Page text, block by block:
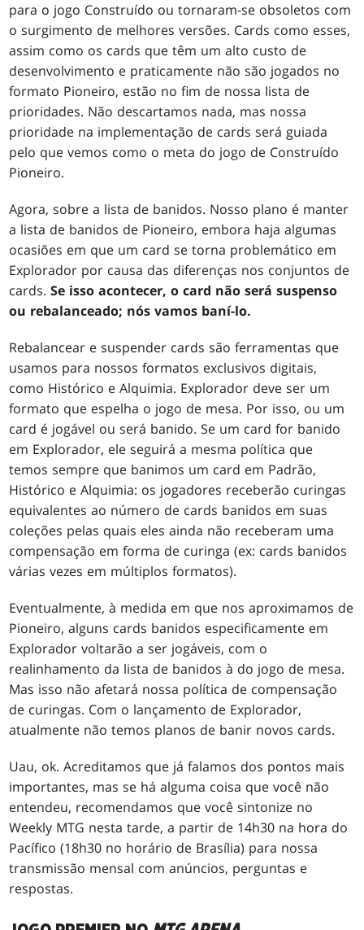
para o jogo Construído ou tornaram-se obsoletos com
o surgimento de melhores versões. Cards como esses,
assim como os cards que têm um alto custo de
desenvolvimento e praticamente não são jogados no
formato Pioneiro, estão no fim de nossa lista de
prioridades. Não descartamos nada, mas nossa
prioridade na implementação de cards será guiada
pelo que vemos como o meta do jogo de Construído
Pioneiro.
Agora, sobre a lista de banidos. Nosso plano é manter
a lista de banidos de Pioneiro, embora haja algumas
ocasiões em que um card se torna problemático em
Explorador por causa das diferenças nos conjuntos de
cards.Se isso acontecer, o card não será suspenso
ou rebalanceado; nós vamos baní-lo.
Rebalancear e suspender cards são ferramentas que
usamos para nossos formatos exclusivos digitais,
como Histórico e Alquimia. Explorador deve ser um
formato que espelha o jogo de mesa. Por isso, ou um
card é jogável ou será banido. Se um card for banido
em Explorador, ele seguirá a mesma política que
temos sempre que banimos um card em Padrão,
Histórico e Alquimia: os jogadores receberão curingas
equivalentes ao número de cards banidos em suas
coleções pelas quais eles ainda não receberam uma
compensação em forma de curinga (ex: cards banidos
várias vezes em múltiplos formatos).
Eventualmente, à medida em que nos aproximamos de
Pioneiro, alguns cards banidos especificamente em
Explorador voltarão a ser jogáveis, com o
realinhamento da lista de banidos à do jogo de mesa.
Mas isso não afetará nossa política de compensação
de curingas. Com o lançamento de Explorador,
atualmente não temos planos de banir novos cards.
Uau, ok. Acreditamos que já falamos dos pontos mais
importantes, mas se há alguma coisa que você não
entendeu, recomendamos que você sintonize no
Weekly MTG nesta tarde, a partir de 14h30 na hora do
Pacífico (18h30 no horário de Brasília) para nossa
transmissão mensal com anúncios, perguntas e
respostas.